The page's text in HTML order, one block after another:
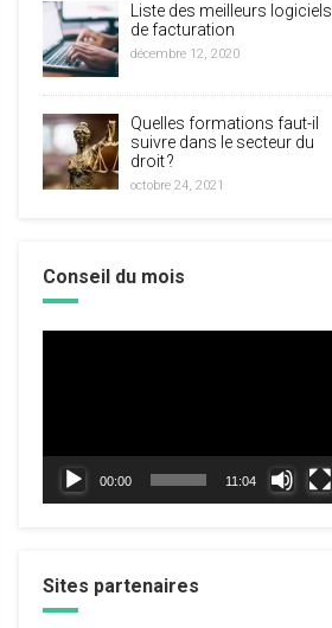
Liste des meilleurs logiciels
de facturation
décembre 12, 2020
Quelles formations faut-il
suivre dans le secteur du
droit ?
octobre 24, 2021
Conseil du mois
00:00 11:04
Sites partenaires